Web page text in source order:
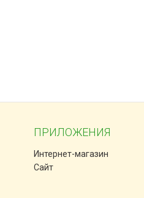
ПРИЛОЖЕНИЯ
Интернет-магазин
Сайт